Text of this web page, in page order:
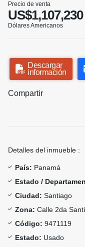
Precio de venta
US$1,107,230
Dólares Americanos
Descargar
información
Compartir
Detalles del inmueble :
País: Panamá
Estado /
Ciudad: Santiago
Zona: Calle 2da
Código: 9471119
Estado: Usado